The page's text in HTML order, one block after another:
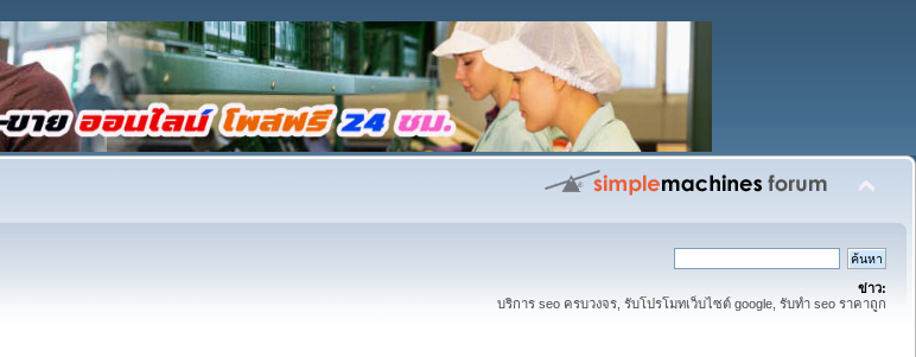
ข่าว:
บริการ seo ครบวงจร, รับโปรโมทเว็บไซต์ google, รับทำ seo ราคาถูก